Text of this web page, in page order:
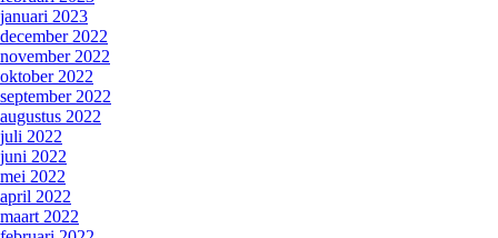
januari 2023
december 2022
november 2022
oktober 2022
september 2022
augustus 2022
juli 2022
juni 2022
mei 2022
april 2022
maart 2022